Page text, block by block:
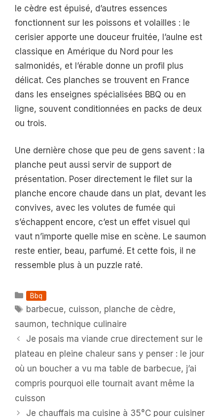
le cèdre est épuisé, d’autres essences
fonctionnent sur les poissons et volailles : le
cerisier apporte une douceur fruitée, l’aulne est
classique en Amérique du Nord pour les
salmonidés, et l’érable donne un profil plus
délicat. Ces planches se trouvent en France
dans les enseignes spécialisées BBQ ou en
ligne, souvent conditionnées en packs de deux
ou trois.
Une dernière chose que peu de gens savent : la
planche peut aussi servir de support de
présentation. Poser directement le filet sur la
planche encore chaude dans un plat, devant les
convives, avec les volutes de fumée qui
s’échappent encore, c’est un effet visuel qui
vaut n’importe quelle mise en scène. Le saumon
reste entier, beau, parfumé. Et cette fois, il ne
ressemble plus à un puzzle raté.
Catégories
Bbq
Étiquettes
barbecue, cuisson, planche de cèdre,
saumon, technique culinaire
Je posais ma viande crue directement sur le
plateau en pleine chaleur sans y penser : le jour
où un boucher a vu ma table de barbecue, j’ai
compris pourquoi elle tournait avant même la
cuisson
Je chauffais ma cuisine à 35°C pour cuisiner